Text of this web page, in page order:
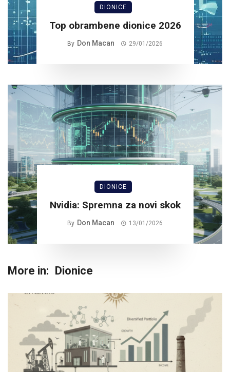
DIONICE
Top obrambene dionice 2026
By Don Macan 29/01/2026
DIONICE
Nvidia: Spremna za novi skok
By Don Macan 13/01/2026
More in: Dionice